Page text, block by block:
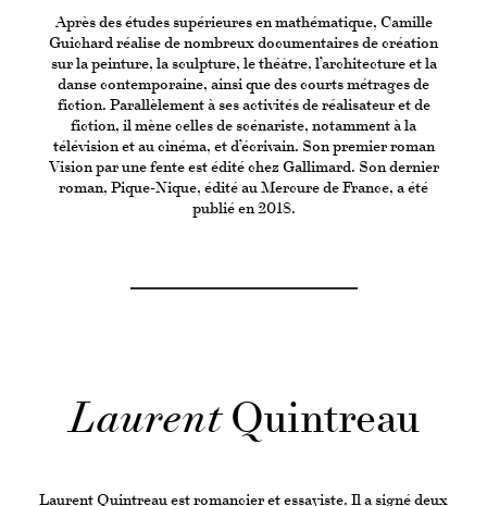
Après des études supérieures en mathématique, Camille
Guichard réalise de nombreux documentaires de création
sur la peinture, la sculpture, le théâtre, l’architecture et la
danse contemporaine, ainsi que des courts métrages de
fiction. Parallèlement à ses activités de réalisateur et de
fiction, il mène celles de scénariste, notamment à la
télévision et au cinéma, et d’écrivain. Son premier roman
Vision par une fente est édité chez Gallimard. Son dernier
roman, Pique-Nique, édité au Mercure de France, a été
publié en 2018.
LaurentQuintreau
Laurent Quintreau est romancier et essayiste. Il a signé deux